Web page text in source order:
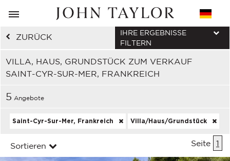
ZURÜCK
VILLA, HAUS, GRUNDSTÜCK ZUM VERKAUF
SAINT-CYR-SUR-MER, FRANKREICH
IHRE ERGEBNISSE
FILTERN
5 Angebote
Saint-Cyr-Sur-Mer, Frankreich Villa/Haus/Grundstück
Sortieren Seite 1